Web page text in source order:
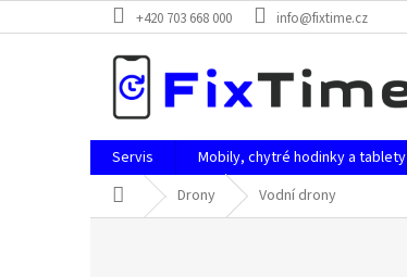
na
+420 703 668 000 info@fixtime.cz
Servis Mobily, chytré hodinky a tablety
Domů Drony Vodní drony